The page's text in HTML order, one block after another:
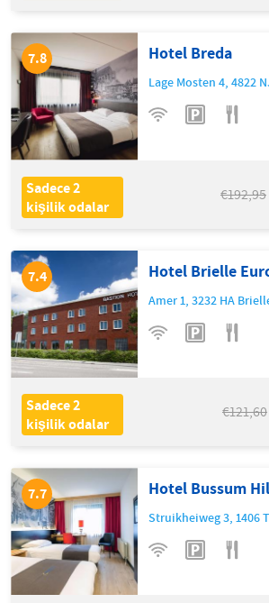
7.7 Hotel Bussum
Struikheiweg 3,1406
7.4 Hotel Brielle
Amer 1,3232 HA
Sadece 2
kişilik odalar
€121,60
7.8 Hotel Breda
Lage Mosten 4,4822
Sadece 2
kişilik odalar
€192,95